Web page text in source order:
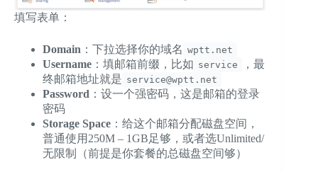
填写表单：
Domain ：下拉选择你的域名 wptt.net
Username ：填邮箱前缀，比如 service
，最
终邮箱地址就是 service@wptt.net
Password ：设一个强密码，这是邮箱的登录
密码
Storage Space ：给这个邮箱分配磁盘空间，
普通使用250M – 1GB足够，或者选Unlimited/
无限制（前提是你套餐的总磁盘空间够）